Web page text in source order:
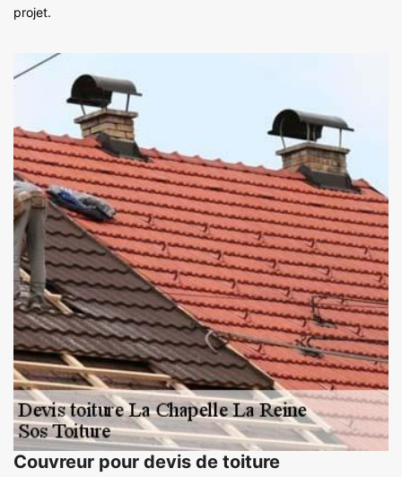
projet.
Couvreur pour devis de toiture